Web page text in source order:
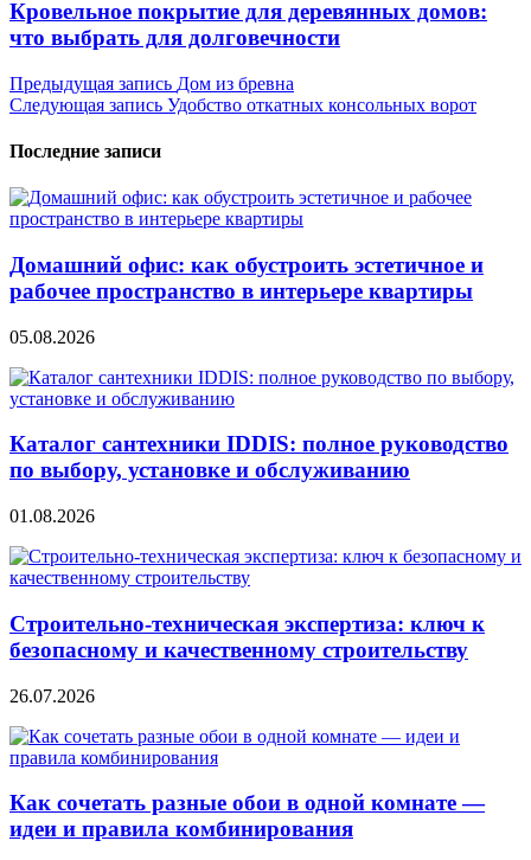
Кровельное покрытие для деревянных домов:
что выбрать для долговечности
Навигация
по
записям
Предыдущая запись Дом из бревна
Следующая запись Удобство откатных консольных ворот
Последние записи
Домашний офис: как обустроить эстетичное и
рабочее пространство в интерьере квартиры
05.08.2026
Каталог сантехники IDDIS: полное руководство
по выбору, установке и обслуживанию
01.08.2026
Строительно‑техническая экспертиза: ключ к
безопасному и качественному строительству
26.07.2026
Как сочетать разные обои в одной комнате —
идеи и правила комбинирования